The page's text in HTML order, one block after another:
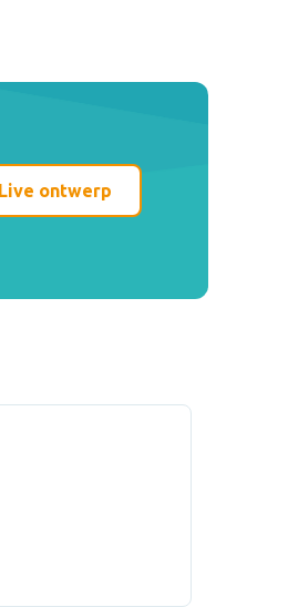
Live ontwerp